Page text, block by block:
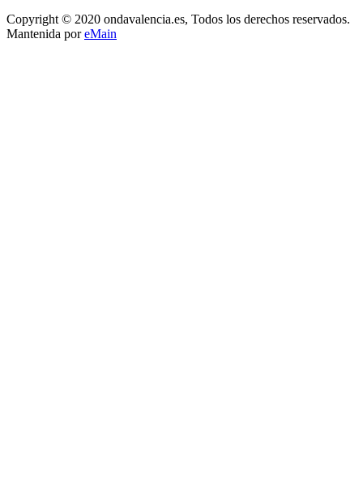
Copyright © 2020 ondavalencia.es, Todos los derechos reservados.
Mantenida poreMain